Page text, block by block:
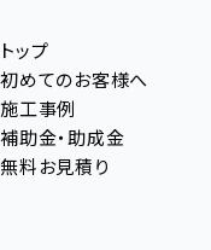
トップ
初めてのお客様へ
施工事例
補助金・助成金
無料お見積り